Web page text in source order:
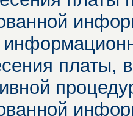
платы,